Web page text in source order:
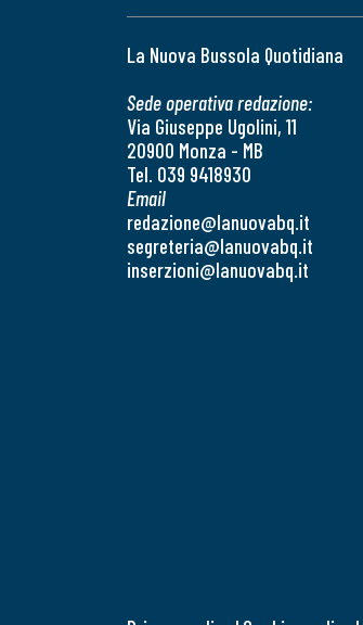
La Nuova Bussola Quotidiana
Sede operativa redazione:
Via Giuseppe Ugolini, 11
20900 Monza - MB
Tel. 039 9418930
Email
redazione@lanuovabq.it
segreteria@lanuovabq.it
inserzioni@lanuovabq.it